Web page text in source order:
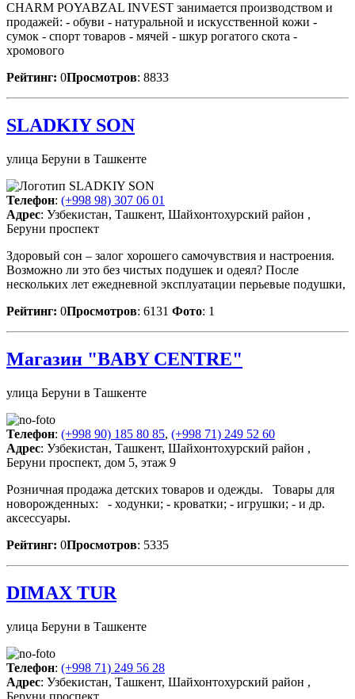
CHARM POYABZAL INVEST занимается производством и
продажей: - обуви - натуральной и искусственной кожи -
сумок - спорт товаров - мячей - шкур рогатого скота -
хромового
Рейтинг: 0Просмотров: 8833
SLADKIY SON
улица Беруни в Ташкенте
Телефон: (+998 98) 307 06 01
Адрес: Узбекистан, Ташкент, Шайхонтохурский район ,
Беруни проспект
Здоровый сон – залог хорошего самочувствия и настроения.
Возможно ли это без чистых подушек и одеял? После
нескольких лет ежедневной эксплуатации перьевые подушки,
Рейтинг: 0Просмотров: 6131 Фото: 1
Магазин "BABY CENTRE"
улица Беруни в Ташкенте
Телефон: (+998 90) 185 80 85, (+998 71) 249 52 60
Адрес: Узбекистан, Ташкент, Шайхонтохурский район ,
Беруни проспект, дом 5, этаж 9
Розничная продажа детских товаров и одежды. Товары для
новорожденных: - ходунки; - кроватки; - игрушки; - и др.
аксессуары.
Рейтинг: 0Просмотров: 5335
DIMAX TUR
улица Беруни в Ташкенте
Телефон: (+998 71) 249 56 28
Адрес: Узбекистан, Ташкент, Шайхонтохурский район ,
Беруни проспект